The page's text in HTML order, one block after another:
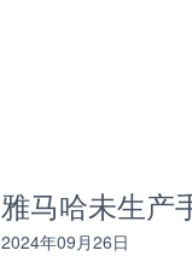
雅马哈未生产
2024年09月26日